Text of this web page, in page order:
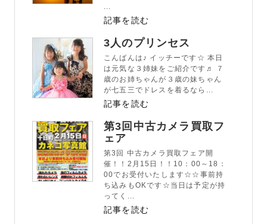
...
記事を読む
3人のプリンセス
こんばんは♪ イッチーです☆ 本日
は元気な３姉妹をご紹介です♬ ７
歳のお姉ちゃんが３歳の妹ちゃん
が七五三でドレスを着るなら...
記事を読む
第3回中古カメラ買取フ
ェア
第3回 中古カメラ買取フェア開
催！！2月15日！！10：00～18：
00でお受付いたします☆☆事前持
ち込みもOKです☆当日は予定が持
ってく...
記事を読む